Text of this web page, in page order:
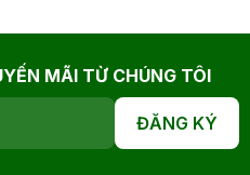
MÃI TỪ CHÚNG TÔI
ĐĂNG KÝ